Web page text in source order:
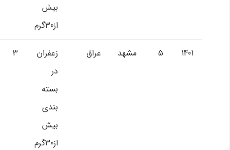
بيش
از30گرم
1401
5 مشهد عراق
زعفران
در
بسته
بندي
بيش
از30گرم
3